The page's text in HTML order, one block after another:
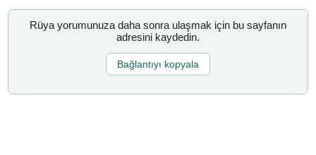
Rüya yorumunuza daha sonra ulaşmak için bu sayfanın
adresini kaydedin.
Bağlantıyı kopyala